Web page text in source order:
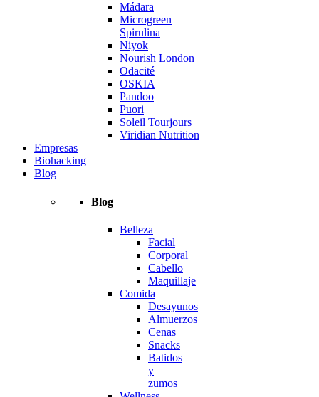
Mádara
Microgreen
Spirulina
Niyok
Nourish London
Odacité
OSKIA
Pandoo
Puori
Soleil Tourjours
Viridian Nutrition
Empresas
Biohacking
Blog
Blog
Belleza
Facial
Corporal
Cabello
Maquillaje
Comida
Desayunos
Almuerzos
Cenas
Snacks
Batidos
y
zumos